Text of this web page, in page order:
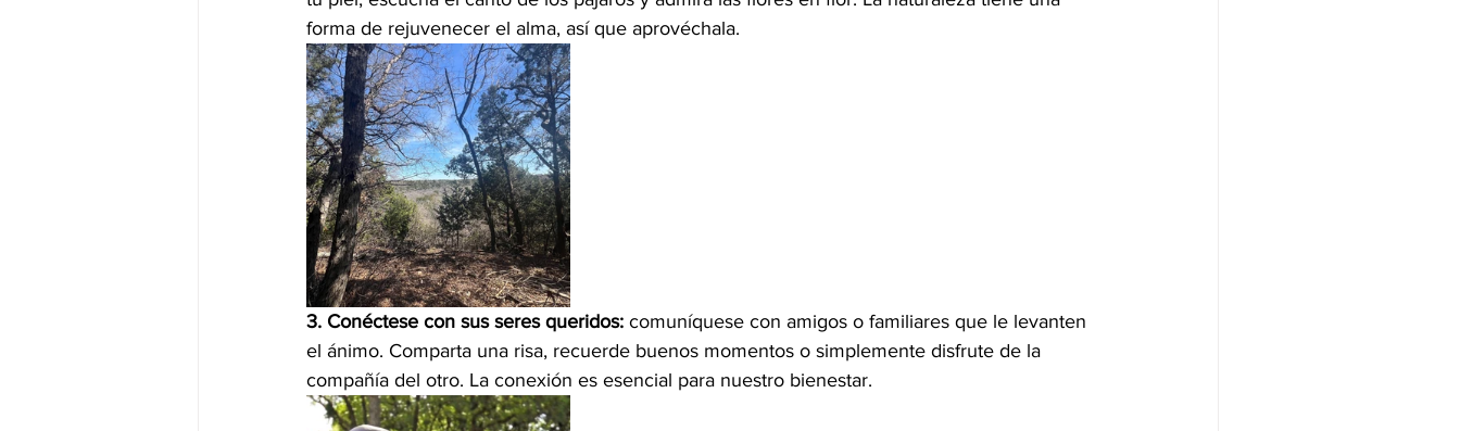
forma de rejuvenecer el alma, así que aprovéchala.
3. Conéctese con sus seres queridos: comuníquese con amigos o familiares que le levanten
el ánimo. Comparta una risa, recuerde buenos momentos o simplemente disfrute de la
compañía del otro. La conexión es esencial para nuestro bienestar.